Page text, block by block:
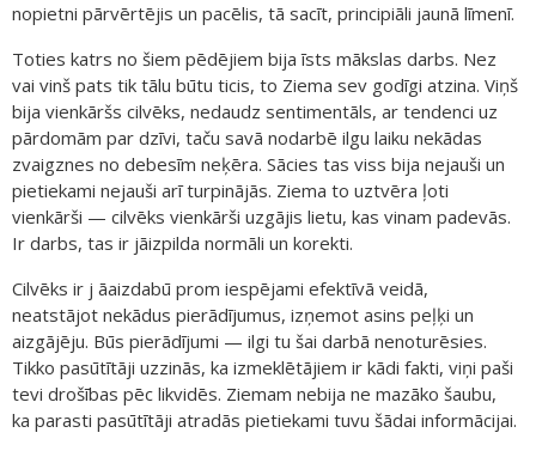
nopietni pārvērtējis un pacēlis, tā sacīt, principiāli jaunā līmenī.
Toties katrs no šiem pēdējiem bija īsts mākslas darbs. Nez
vai vinš pats tik tālu būtu ticis, to Ziema sev godīgi atzina. Viņš
bija vienkāršs cilvēks, nedaudz sentimentāls, ar tendenci uz
pārdomām par dzīvi, taču savā nodarbē ilgu laiku nekādas
zvaigznes no debesīm neķēra. Sācies tas viss bija nejauši un
pietiekami nejauši arī turpinājās. Ziema to uztvēra ļoti
vienkārši — cilvēks vienkārši uzgājis lietu, kas vinam padevās.
Ir darbs, tas ir jāizpilda normāli un korekti.
Cilvēks ir j āaizdabū prom iespējami efektīvā veidā,
neatstājot nekādus pierādījumus, izņemot asins peļķi un
aizgājēju. Būs pierādījumi — ilgi tu šai darbā nenoturēsies.
Tikko pasūtītāji uzzinās, ka izmeklētājiem ir kādi fakti, viņi paši
tevi drošības pēc likvidēs. Ziemam nebija ne mazāko šaubu,
ka parasti pasūtītāji atradās pietiekami tuvu šādai informācijai.